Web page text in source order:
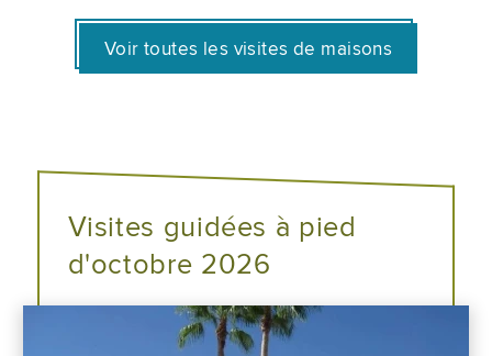
Voir toutes les visites de maisons
Visites guidées à pied
d'octobre 2026